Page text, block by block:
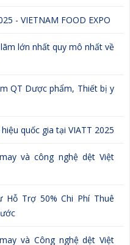
- VIETNAM FOOD EXPO
lãm lớn nhất quy mô nhất về
QT Dược phẩm, Thiết bị y
quốc gia tại VIATT 2025
và công nghệ dệt Việt
Hỗ Trợ 50% Chi Phí Thuê
và Công nghệ dệt Việt